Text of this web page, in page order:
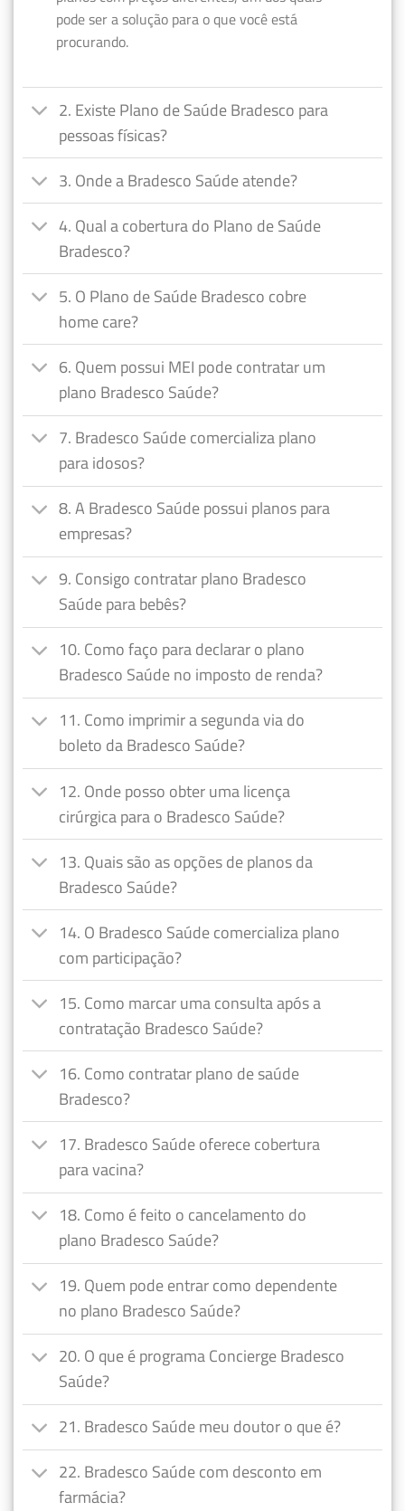
pode ser a solução para o que você está
procurando.
2. Existe Plano de Saúde Bradesco para
pessoas físicas?
3. Onde a Bradesco Saúde atende?
4. Qual a cobertura do Plano de Saúde
Bradesco?
5. O Plano de Saúde Bradesco cobre
home care?
6. Quem possui MEI pode contratar um
plano Bradesco Saúde?
7. Bradesco Saúde comercializa plano
para idosos?
8. A Bradesco Saúde possui planos para
empresas?
9. Consigo contratar plano Bradesco
Saúde para bebês?
10. Como faço para declarar o plano
Bradesco Saúde no imposto de renda?
11. Como imprimir a segunda via do
boleto da Bradesco Saúde?
12. Onde posso obter uma licença
cirúrgica para o Bradesco Saúde?
13. Quais são as opções de planos da
Bradesco Saúde?
14. O Bradesco Saúde comercializa plano
com participação?
15. Como marcar uma consulta após a
contratação Bradesco Saúde?
16. Como contratar plano de saúde
Bradesco?
17. Bradesco Saúde oferece cobertura
para vacina?
18. Como é feito o cancelamento do
plano Bradesco Saúde?
19. Quem pode entrar como dependente
no plano Bradesco Saúde?
20. O que é programa Concierge Bradesco
Saúde?
21. Bradesco Saúde meu doutor o que é?
22. Bradesco Saúde com desconto em
farmácia?